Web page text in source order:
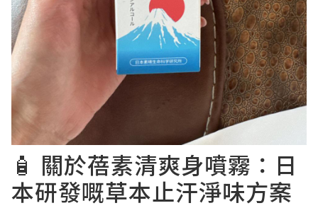
🧴 關於蓓素清爽身噴霧：日
本研發嘅草本止汗淨味方案